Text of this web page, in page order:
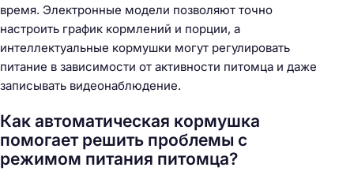
время. Электронные модели позволяют точно
настроить график кормлений и порции, а
интеллектуальные кормушки могут регулировать
питание в зависимости от активности питомца и даже
записывать видеонаблюдение.
Как автоматическая кормушка
помогает решить проблемы с
режимом питания питомца?